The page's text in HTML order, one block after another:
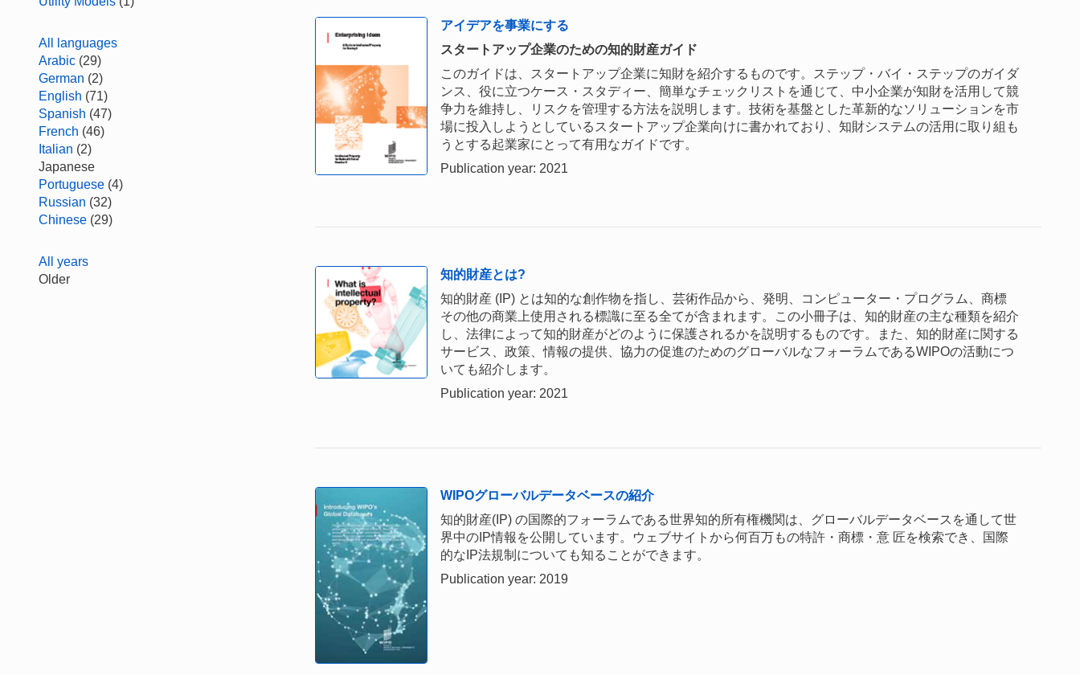
All languages
Arabic (29)
German (2)
English (71)
Spanish (47)
French (46)
Italian (2)
Japanese
Portuguese (4)
Russian (32)
Chinese (29)
All years
Older
アイデアを事業にする
スタートアップ企業のための知的財産ガイド
このガイドは、スタートアップ企業に知財を紹介するものです。ステップ・バイ・ステップのガイダ
ンス、役に立つケース・スタディー、簡単なチェックリストを通じて、中小企業が知財を活用して競
争力を維持し、リスクを管理する方法を説明します。技術を基盤とした革新的なソリューションを市
場に投入しようとしているスタートアップ企業向けに書かれており、知財システムの活用に取り組も
うとする起業家にとって有用なガイドです。
Publication year: 2021
知的財産とは?
知的財産 (IP) とは知的な創作物を指し、芸術作品から、発明、コンピューター・プログラム、商標
その他の商業上使用される標識に至る全てが含まれます。この小冊子は、知的財産の主な種類を紹介
し、法律によって知的財産がどのように保護されるかを説明するものです。また、知的財産に関する
サービス、政策、情報の提供、協力の促進のためのグローバルなフォーラムであるWIPOの活動につ
いても紹介します。
Publication year: 2021
WIPOグローバルデータベースの紹介
知的財産(IP) の国際的フォーラムである世界知的所有権機関は、グローバルデータベースを通して世
界中のIP情報を公開しています。ウェブサイトから何百万もの特許・商標・意 匠を検索でき、国際
的なIP法規制についても知ることができます。
Publication year: 2019